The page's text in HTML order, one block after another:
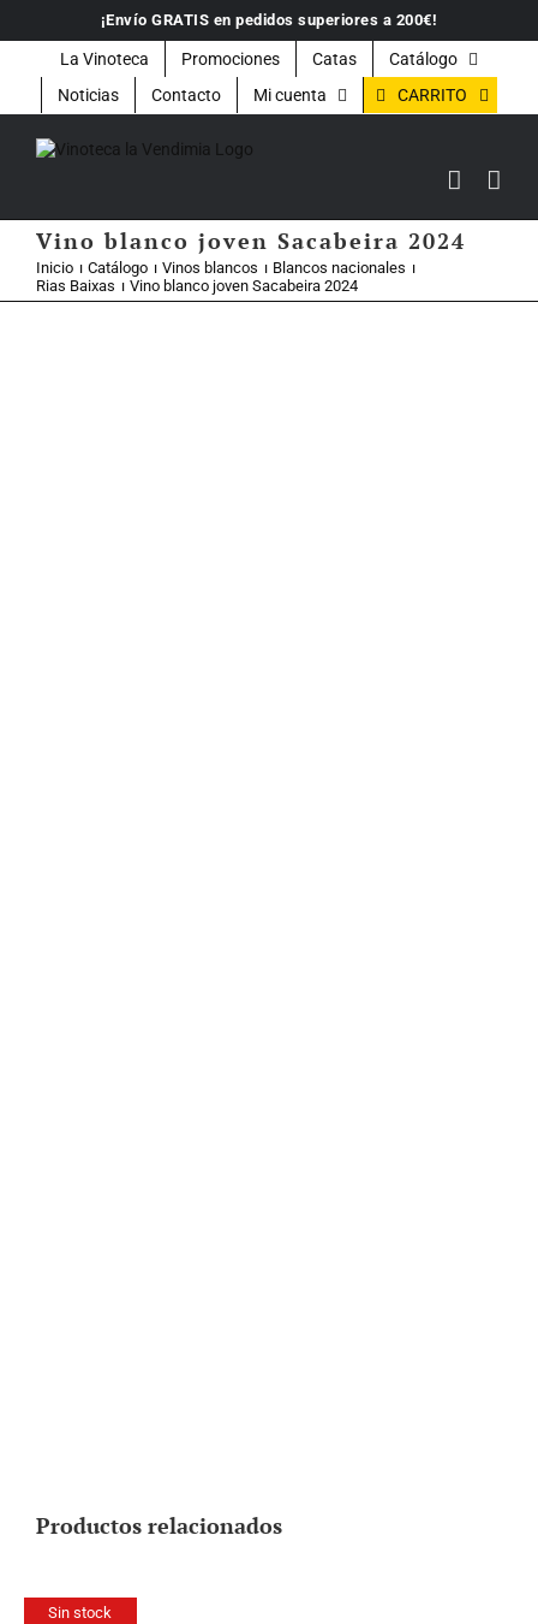
contenido
¡Envío GRATIS en pedidos superiores a 200€!
La Vinoteca Promociones Catas
Catálogo
Noticias
Contacto Mi cuenta CARRITO
Vino blanco joven Sacabeira 2024
Inicio Catálogo Vinos blancos
Blancos nacionales
Rias Baixas
Vino blanco joven Sacabeira 2024
Productos relacionados
Sin stock